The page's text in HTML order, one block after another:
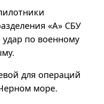
«А» СБУ
по военному
для операций
море.